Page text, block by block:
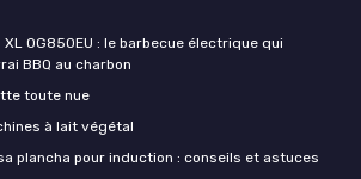
XL OG850EU : le barbecue électrique qui
BBQ au charbon
toute nue
à lait végétal
plancha pour induction : conseils et astuces